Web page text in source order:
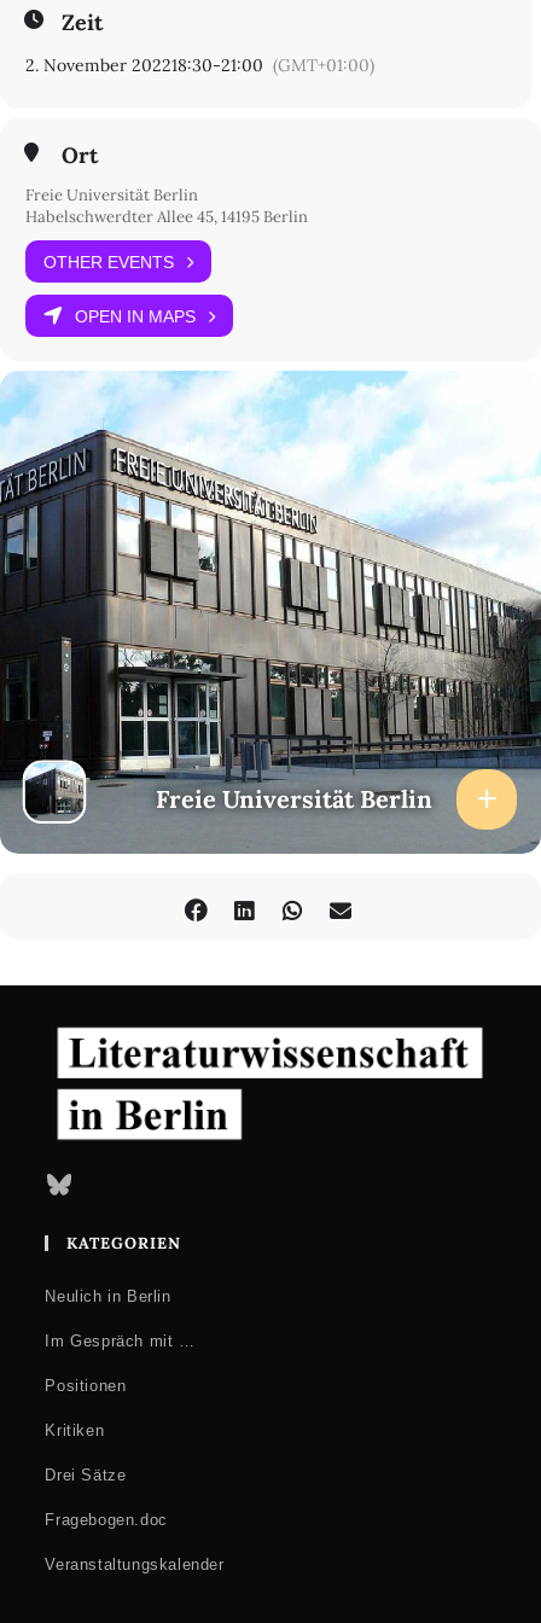
Podium:
Irene Neverla
Sara Schurmann
Moderation:
Truus De Wilde & Matthias Hüning
Begrüßung:
Georg Bertram & Karin Gludovatz
Anmeldung
wird bis zum 31.10.2022 gebeten.
Hörsaal 1b | "Rost- und Silberlaube"
Zeit
2. November 202218:30-21:00 (GMT+01:00)
Ort
Freie Universität Berlin
Habelschwerdter Allee 45, 14195 Berlin
OTHER EVENTS
OPEN IN MAPS
Freie Universität Berlin
Bluesky
KATEGORIEN
Neulich in Berlin
Im Gespräch mit …
Positionen
Kritiken
Drei Sätze
Fragebogen.doc
Veranstaltungskalender